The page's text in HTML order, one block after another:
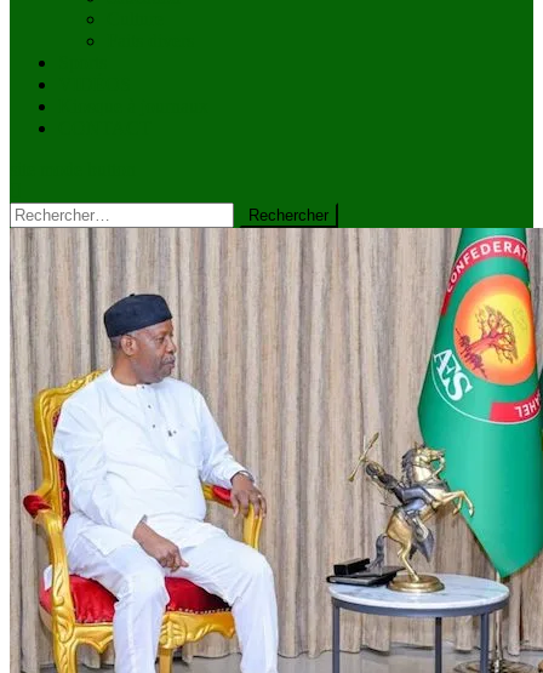
Rechercher :